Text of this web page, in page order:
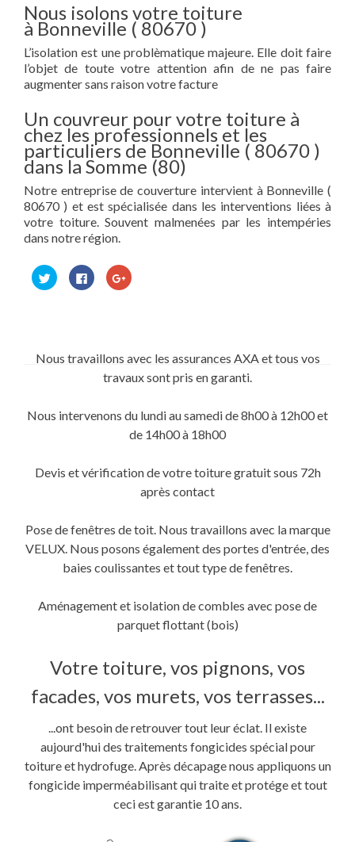
Nous isolons votre toiture
à Bonneville ( 80670 )
L’isolation est une problèmatique majeure. Elle doit faire
l’objet de toute votre attention afin de ne pas faire
augmenter sans raison votre facture
Un couvreur pour votre toiture à
chez les professionnels et les
particuliers de Bonneville ( 80670 )
dans la Somme (80)
Notre entreprise de couverture intervient à Bonneville (
80670 ) et est spécialisée dans les interventions liées à
votre toiture. Souvent malmenées par les intempéries
dans notre région.
Cliquez
pour
partager
Cliquez
pour
partager
Cliquez
pour
fenêtre)
Nous travaillons avec les assurances AXA et tous vos
travaux sont pris en garanti.
Nous intervenons du lundi au samedi de 8h00 à 12h00 et
de 14h00 à 18h00
Devis et vérification de votre toiture gratuit sous 72h
après contact
Pose de fenêtres de toit. Nous travaillons avec la marque
VELUX. Nous posons également des portes d'entrée, des
baies coulissantes et tout type de fenêtres.
Aménagement et isolation de combles avec pose de
parquet flottant (bois)
Votre toiture, vos pignons, vos
facades, vos murets, vos terrasses...
...ont besoin de retrouver tout leur éclat. Il existe
aujourd'hui des traitements fongicides spécial pour
toiture et hydrofuge. Après décapage nous appliquons un
fongicide imperméabilisant qui traite et protége et tout
ceci est garantie 10 ans.